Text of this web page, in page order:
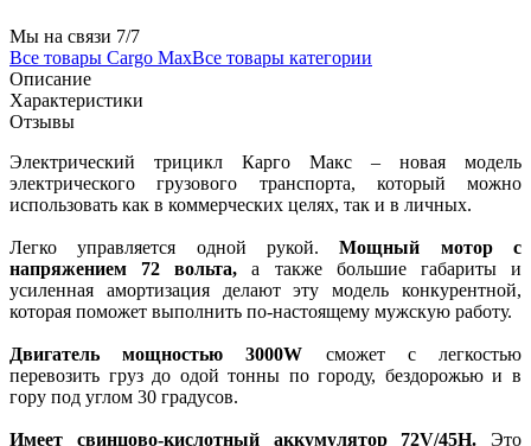
Мы на связи 7/7
Все товары Cargo MaxВсе товары категории
Описание
Характеристики
Отзывы
Электрический трицикл Карго Макс – новая модель
электрического грузового транспорта, который можно
использовать как в коммерческих целях, так и в личных.
Легко управляется одной рукой.Мощный мотор с
напряжением 72 вольта, а также большие габариты и
усиленная амортизация делают эту модель конкурентной,
которая поможет выполнить по-настоящему мужскую работу.
Двигатель мощностью 3000W сможет с легкостью
перевозить груз до одой тонны по городу, бездорожью и в
гору под углом 30 градусов.
Имеет свинцово-кислотный аккумулятор 72V/45H. Это